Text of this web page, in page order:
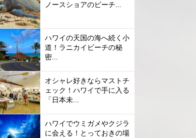
ノースショアのビーチ...
ハワイの天国の海へ続く小
道！ラニカイビーチの秘
密...
オシャレ好きならマストチ
ェック！ハワイで手に入る
「日本未...
ハワイでウミガメやクジラ
に会える！とっておきの場